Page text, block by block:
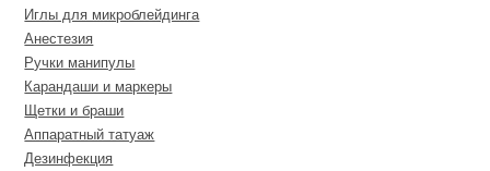
Иглы для микроблейдинга
Анестезия
Ручки манипулы
Карандаши и маркеры
Щетки и браши
Аппаратный татуаж
Дезинфекция